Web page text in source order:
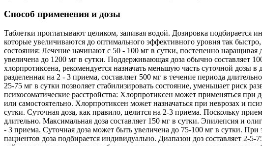
Способ применения и дозы
Таблетки проглатывают целиком, запивая водой. Дозировка подбирается
которые увеличиваются до оптимального эффективного уровня так
состояния: Лечение начинают с 50 - 100 мг в сутки, постепенно
увеличена до 1200 мг в сутки. Поддерживающая доза обычно составляет
хлорпротиксена, рекомендуется назначать меньшую часть суточной
разделенная на 2 - 3 приема, составляет 500 мг в течение периода
25-75 мг в сутки позволяет стабилизировать состояние, уменьшает риск
психосоматические расстройства: Хлорпротиксен может применяться
или самостоятельно. Хлорпротиксен может назначаться при неврозах и
сутки. Суточная доза, как правило, целится на 2-3 приема. Поскольку
длительно. Максимальная доза составляет 150 мг в сутки. Эпилепсия и
- 3 приема. Суточная доза может быть увеличена до 75-100 мг в сутки.
пациентов доза подбирается индивидуально. Диапазон доз составляет 2-